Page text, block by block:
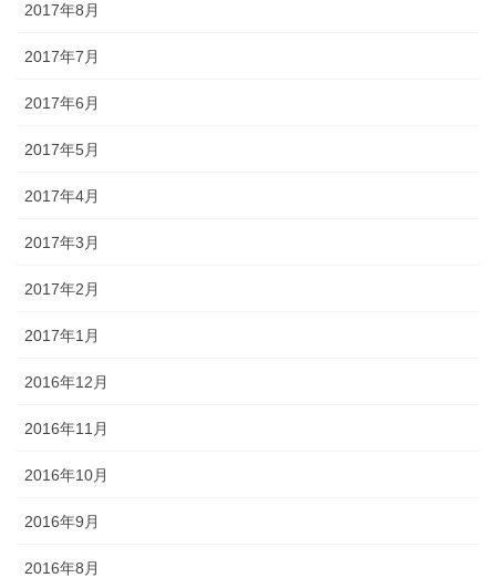
2017年8月
2017年7月
2017年6月
2017年5月
2017年4月
2017年3月
2017年2月
2017年1月
2016年12月
2016年11月
2016年10月
2016年9月
2016年8月